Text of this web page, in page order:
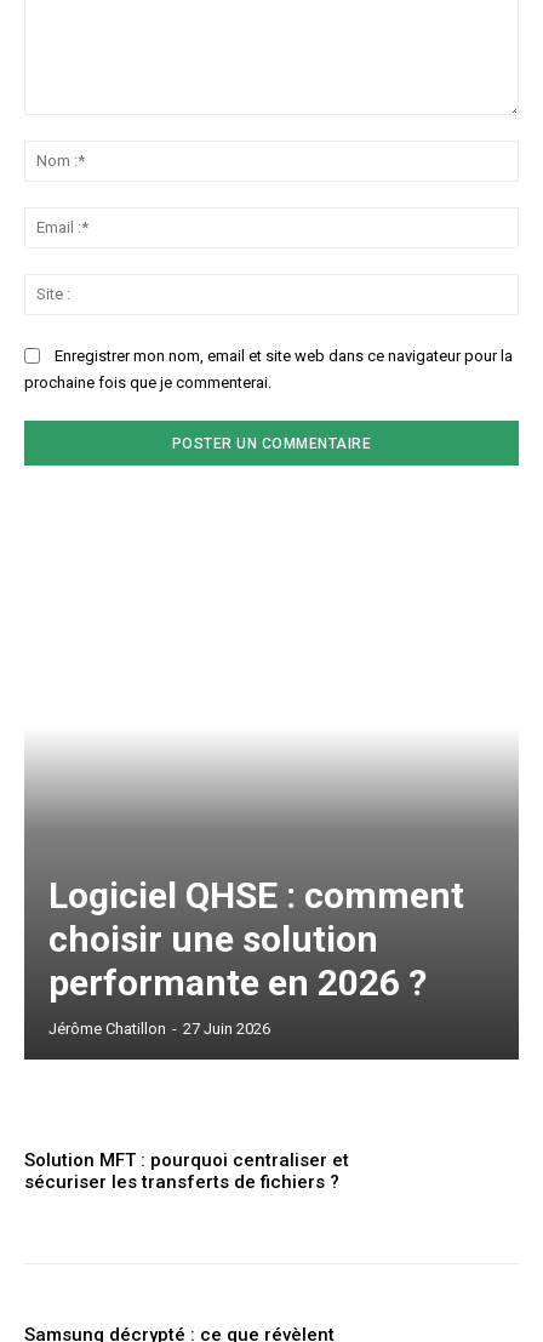
Enregistrer mon nom, email et site web dans ce navigateur pour la
prochaine fois que je commenterai.
Logiciel QHSE : comment
choisir une solution
performante en 2026 ?
Jérôme Chatillon - 27 Juin 2026
Solution MFT : pourquoi centraliser et
sécuriser les transferts de fichiers ?
Samsung décrypté : ce que révèlent